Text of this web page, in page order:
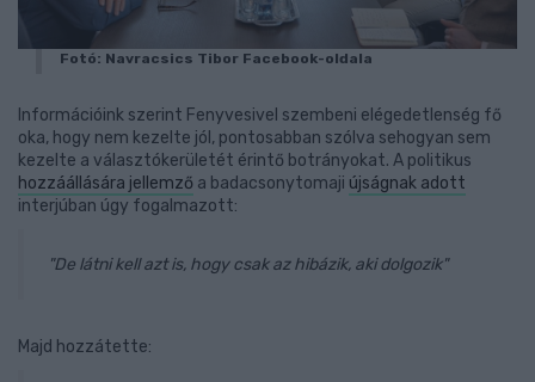
Fotó: Navracsics Tibor Facebook-oldala
Információink szerint Fenyvesivel szembeni elégedetlenség fő
oka, hogy nem kezelte jól, pontosabban szólva sehogyan sem
kezelte a választókerületét érintő botrányokat. A politikus
hozzáállására jellemző a badacsonytomaji újságnak adott
interjúban úgy fogalmazott:
"De látni kell azt is, hogy csak az hibázik, aki dolgozik"
Majd hozzátette: